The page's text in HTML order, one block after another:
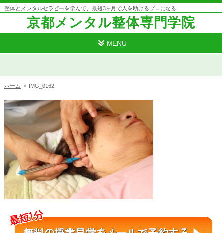
整体とメンタルセラピーを学んで、最短3ヶ月で人を助けるプロになる
京都メンタル整体専門学院
MENU
ホーム > IMG_0162